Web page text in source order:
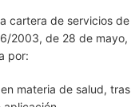
cartera de servicios
2003, de 28 de mayo,
por:
materia de salud,